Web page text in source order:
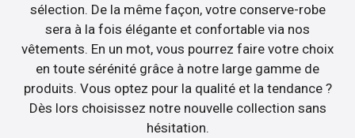
sélection. De la même façon, votre conserve-robe
sera à la fois élégante et confortable via nos
vêtements. En un mot, vous pourrez faire votre choix
en toute sérénité grâce à notre large gamme de
produits. Vous optez pour la qualité et la tendance ?
Dès lors choisissez notre nouvelle collection sans
hésitation.